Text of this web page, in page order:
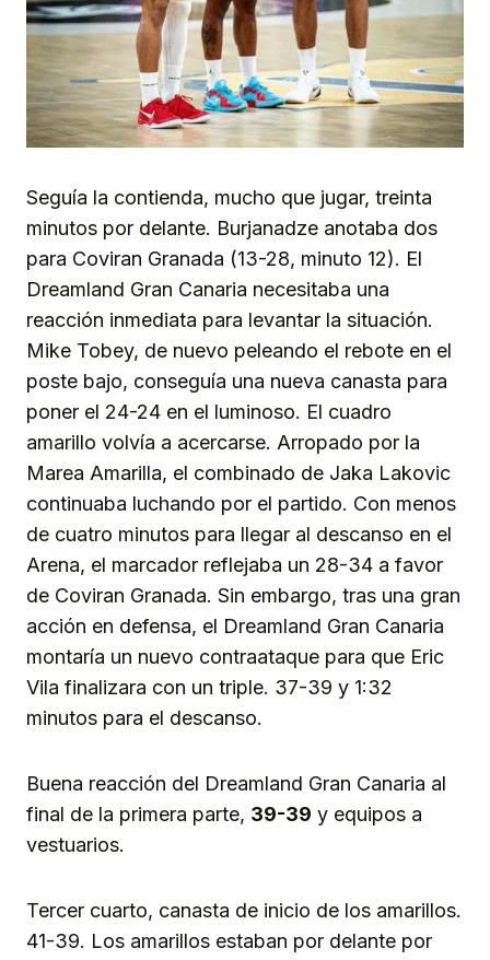
Seguía la contienda, mucho que jugar, treinta
minutos por delante. Burjanadze anotaba dos
para Coviran Granada (13-28, minuto 12). El
Dreamland Gran Canaria necesitaba una
reacción inmediata para levantar la situación.
Mike Tobey, de nuevo peleando el rebote en el
poste bajo, conseguía una nueva canasta para
poner el 24-24 en el luminoso. El cuadro
amarillo volvía a acercarse. Arropado por la
Marea Amarilla, el combinado de Jaka Lakovic
continuaba luchando por el partido. Con menos
de cuatro minutos para llegar al descanso en el
Arena, el marcador reflejaba un 28-34 a favor
de Coviran Granada. Sin embargo, tras una gran
acción en defensa, el Dreamland Gran Canaria
montaría un nuevo contraataque para que Eric
Vila finalizara con un triple. 37-39 y 1:32
minutos para el descanso.
Buena reacción del Dreamland Gran Canaria al
final de la primera parte, 39-39 y equipos a
vestuarios.
Tercer cuarto, canasta de inicio de los amarillos.
41-39. Los amarillos estaban por delante por